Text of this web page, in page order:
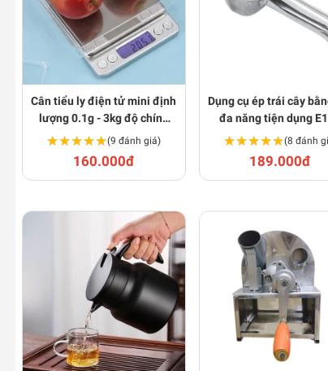
Cân tiểu ly điện tử mini định
lượng 0.1g - 3kg độ chính
xác cao BA1229
★★★★★
★★★★★(9 đánh giá)
160.000đ
Dụng cụ ép trái cây
đa năng tiện dụng
★★★★★
★★★★★(8 đánh
189.000đ